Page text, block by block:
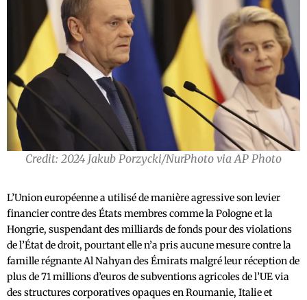
Credit: 2024 Jakub Porzycki/NurPhoto via AP Photo
L’Union européenne a utilisé de manière agressive son levier
financier contre des États membres comme la Pologne et la
Hongrie, suspendant des milliards de fonds pour des violations
de l’État de droit, pourtant elle n’a pris aucune mesure contre la
famille régnante Al Nahyan des Émirats malgré leur réception de
plus de 71 millions d’euros de subventions agricoles de l’UE via
des structures corporatives opaques en Roumanie, Italie et